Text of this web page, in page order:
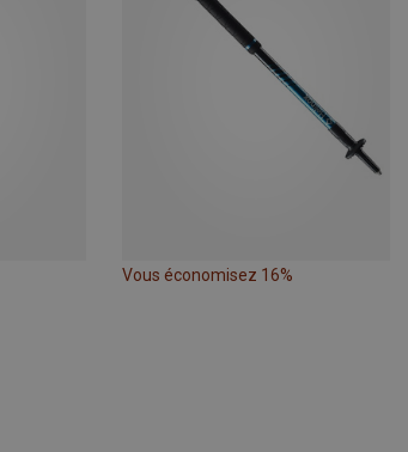
Vous économisez 16%